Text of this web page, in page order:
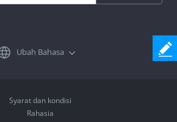
Ubah Bahasa
Syarat dan kondisi
Rahasia